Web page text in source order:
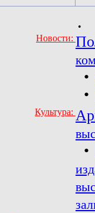
•
Новости:
•
•
Культура:
•